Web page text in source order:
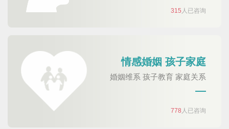
315 人已咨询
情感婚姻 孩子家庭
婚姻维系 孩子教育 家庭关系
778 人已咨询